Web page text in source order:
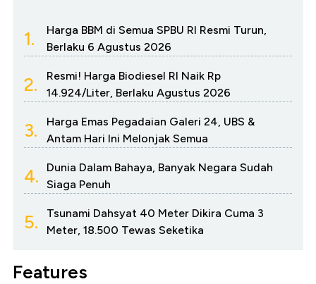
1.
Harga BBM di Semua SPBU RI Resmi Turun,
Berlaku 6 Agustus 2026
2.
Resmi! Harga Biodiesel RI Naik Rp
14.924/Liter, Berlaku Agustus 2026
3.
Harga Emas Pegadaian Galeri 24, UBS &
Antam Hari Ini Melonjak Semua
4.
Dunia Dalam Bahaya, Banyak Negara Sudah
Siaga Penuh
5.
Tsunami Dahsyat 40 Meter Dikira Cuma 3
Meter, 18.500 Tewas Seketika
Features